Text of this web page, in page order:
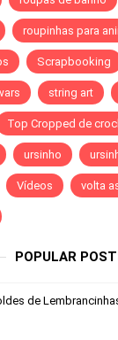
roupinhas para
Scrapbooking
string art
Top Cropped de
ursinho
Vídeos volta
POPULAR
de